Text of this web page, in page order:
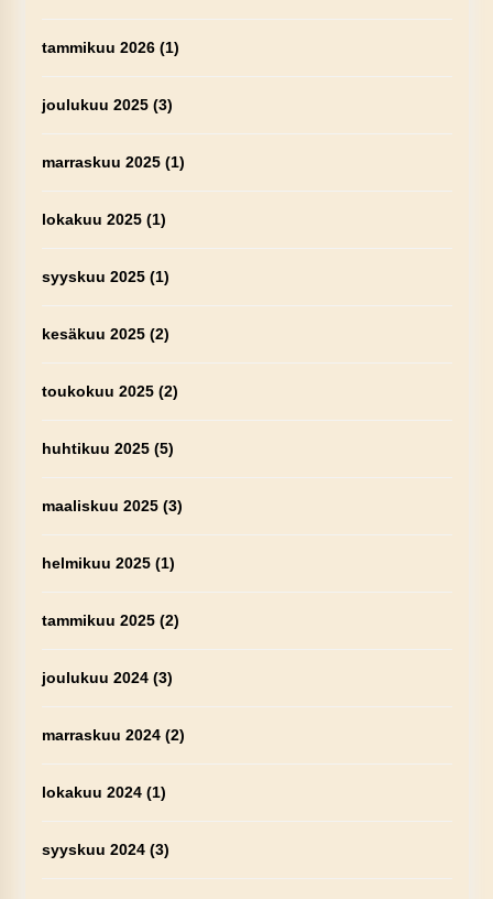
tammikuu 2026(1)
joulukuu 2025(3)
marraskuu 2025(1)
lokakuu 2025(1)
syyskuu 2025(1)
kesäkuu 2025(2)
toukokuu 2025(2)
huhtikuu 2025(5)
maaliskuu 2025(3)
helmikuu 2025(1)
tammikuu 2025(2)
joulukuu 2024(3)
marraskuu 2024(2)
lokakuu 2024(1)
syyskuu 2024(3)